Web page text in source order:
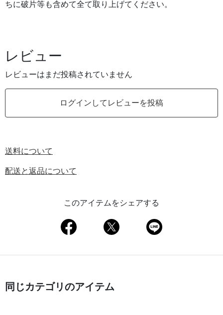
ちに破片等も含めて全て取り上げてください。
レビュー
レビューはまだ投稿されていません
ログインしてレビューを投稿
送料について
配送と返品について
このアイテムをシェアする
同じカテゴリのアイテム